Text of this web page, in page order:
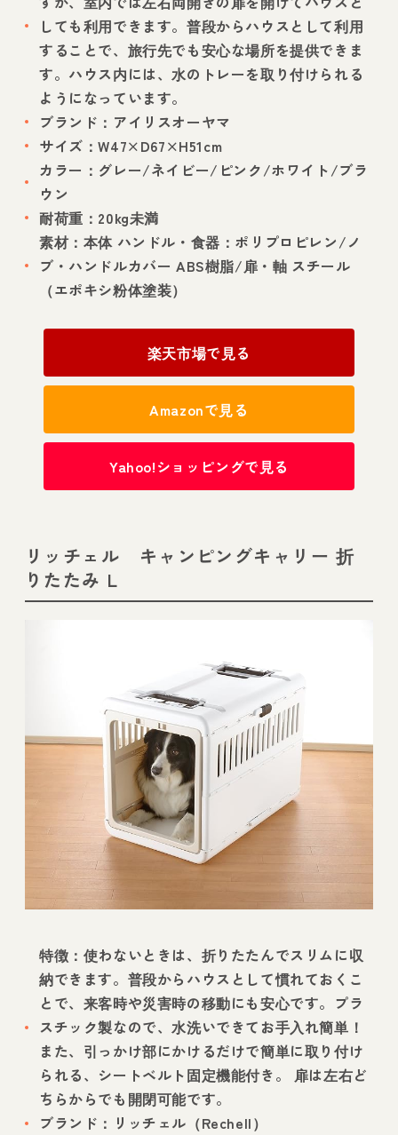
しても利用できます。普段からハウスとして利用
することで、旅行先でも安心な場所を提供できま
す。ハウス内には、水のトレーを取り付けられる
ようになっています。
ブランド：アイリスオーヤマ
サイズ：W47×D67×H51cm
カラー：グレー/ネイビー/ピンク/ホワイト/ブラ
ウン
耐荷重：20kg未満
素材：本体 ハンドル・食器：ポリプロピレン/ノ
ブ・ハンドルカバー ABS樹脂/扉・軸 スチール
（エポキシ粉体塗装）
楽天市場で見る
Amazonで見る
Yahoo!ショッピングで見る
リッチェル キャンピングキャリー 折
りたたみ L
特徴：使わないときは、折りたたんでスリムに収
納できます。普段からハウスとして慣れておくこ
とで、来客時や災害時の移動にも安心です。プラ
スチック製なので、水洗いできてお手入れ簡単！
また、引っかけ部にかけるだけで簡単に取り付け
られる、シートベルト固定機能付き。 扉は左右ど
ちらからでも開閉可能です。
ブランド：リッチェル（Rechell）